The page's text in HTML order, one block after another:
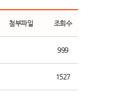
첨부파일 조회수
999
1527